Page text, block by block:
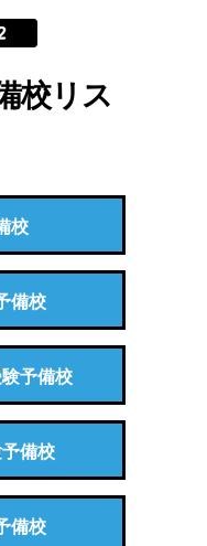
校リス
校
備校
予備校
備校
備校